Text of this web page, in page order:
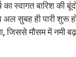
स्वागत बारिश की
अल सुबह ही पारी
जिससे मौसम में नमी